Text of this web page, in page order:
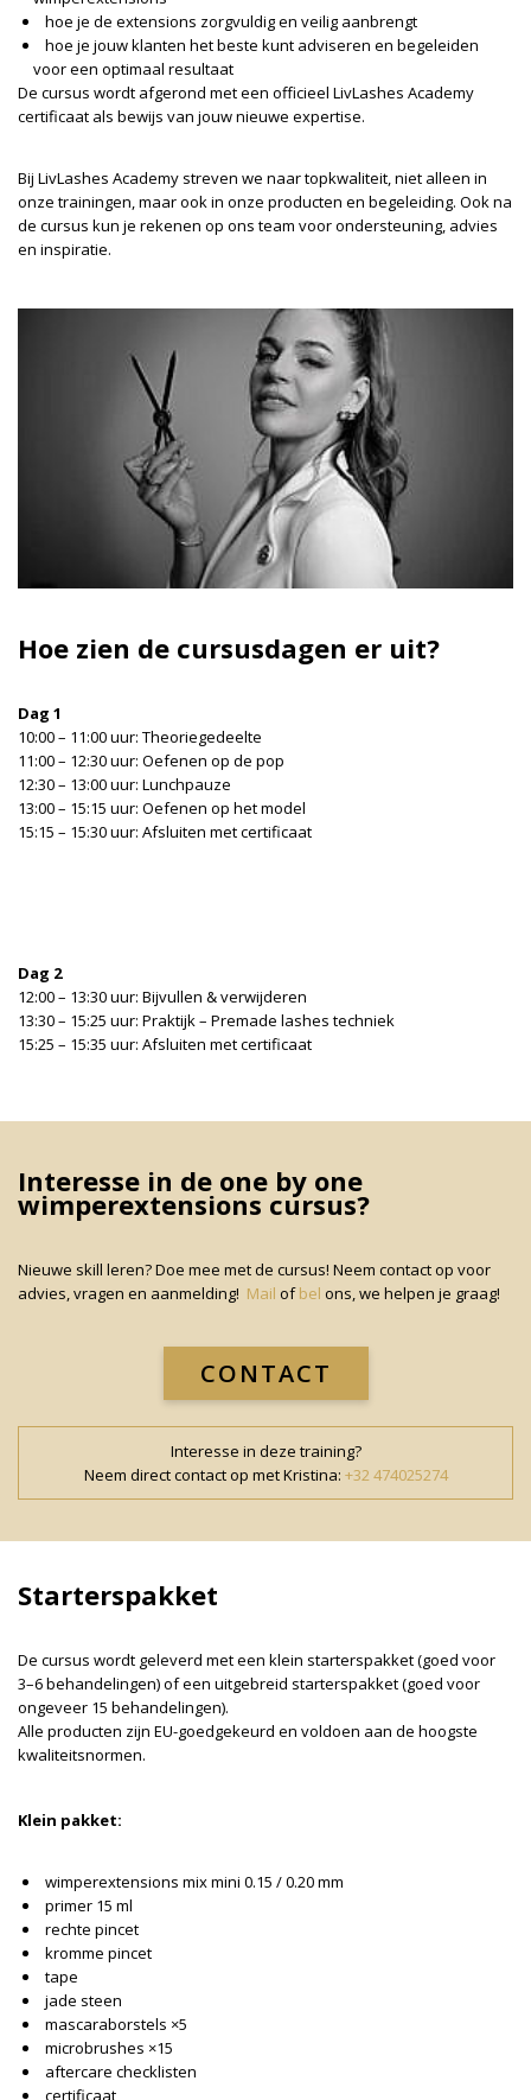
hoe je de extensions zorgvuldig en veilig aanbrengt
hoe je jouw klanten het beste kunt adviseren en begeleiden
voor een optimaal resultaat
De cursus wordt afgerond met een officieel LivLashes Academy
certificaat als bewijs van jouw nieuwe expertise.
Bij LivLashes Academy streven we naar topkwaliteit, niet alleen in
onze trainingen, maar ook in onze producten en begeleiding. Ook na
de cursus kun je rekenen op ons team voor ondersteuning, advies
en inspiratie.
Hoe zien de cursusdagen er uit?
Dag 1
10:00 – 11:00 uur: Theoriegedeelte
11:00 – 12:30 uur: Oefenen op de pop
12:30 – 13:00 uur: Lunchpauze
13:00 – 15:15 uur: Oefenen op het model
15:15 – 15:30 uur: Afsluiten met certificaat
Dag 2
12:00 – 13:30 uur: Bijvullen & verwijderen
13:30 – 15:25 uur: Praktijk – Premade lashes techniek
15:25 – 15:35 uur: Afsluiten met certificaat
Interesse in de one by one
wimperextensions cursus?
Nieuwe skill leren? Doe mee met de cursus! Neem contact op voor
advies, vragen en aanmelding! Mail ofbel ons, we helpen je graag!
CONTACT
Interesse in deze training?
Neem direct contact op met Kristina: +32 474025274
Starterspakket
De cursus wordt geleverd met een klein starterspakket (goed voor
3–6 behandelingen) of een uitgebreid starterspakket (goed voor
ongeveer 15 behandelingen).
Alle producten zijn EU-goedgekeurd en voldoen aan de hoogste
kwaliteitsnormen.
Klein pakket:
wimperextensions mix mini 0.15 / 0.20 mm
primer 15 ml
rechte pincet
kromme pincet
tape
jade steen
mascaraborstels ×5
microbrushes ×15
aftercare checklisten
certificaat